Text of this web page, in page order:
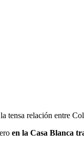
tensa relación entre
en la Casa Blanca